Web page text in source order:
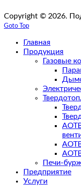
Copyright © 2026.
Goto Top
Главная
Продукция
Газовые
АОТВ
Печи-
Предприятие
Услуги